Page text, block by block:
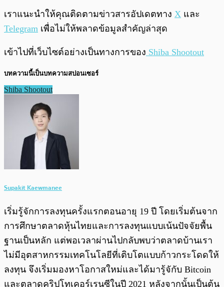
เราแนะนำให้คุณติดตามข่าวสารอัปเดตทาง X และ
Telegram เพื่อไม่ให้พลาดข้อมูลสำคัญล่าสุด
เข้าไปที่เว็บไซต์อย่างเป็นทางการของ Shiba Shootout
บทความนี้เป็นบทความสปอนเซอร์
Shiba Shootout
Supakit Kaewmanee
เริ่มรู้จักการลงทุนครั้งแรกตอนอายุ 19 ปี โดยเริ่มต้นจาก
การศึกษาตลาดหุ้นไทยและการลงทุนแบบเน้นปัจจัยพื้น
ฐานเป็นหลัก แต่พอเวลาผ่านไปกลับพบว่าตลาดบ้านเรา
ไม่มีอุตสาหกรรมเทคโนโลยีที่เติบโตแบบก้าวกระโดดให้
ลงทุน จึงเริ่มมองหาโอกาสใหม่และได้มารู้จักับ Bitcoin
และตลาดคริปโทเคอร์เรนซีในปี 2021 หลังจากนั้นเป็นต้น